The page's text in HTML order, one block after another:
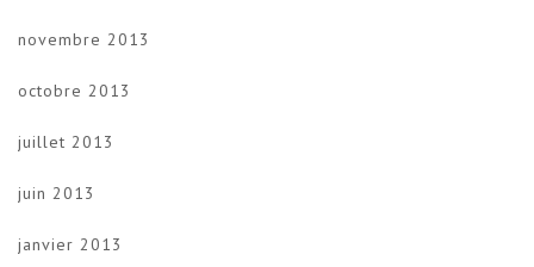
novembre 2013
octobre 2013
juillet 2013
juin 2013
janvier 2013